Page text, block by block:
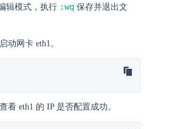
辑模式，执行 :wq 保存并退出文
动网卡 eth1。
看 eth1 的 IP 是否配置成功。